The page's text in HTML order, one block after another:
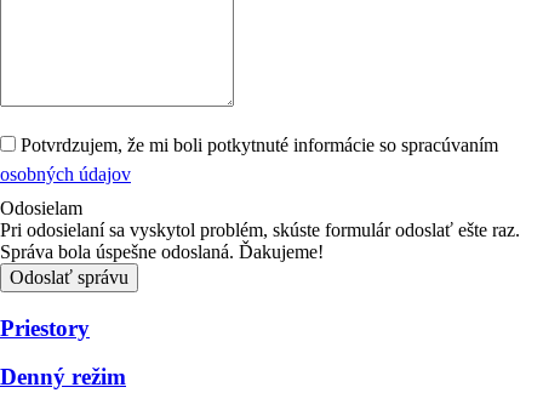
Potvrdzujem, že mi boli potkytnuté informácie so spracúvaním
osobných údajov
Odosielam
Pri odosielaní sa vyskytol problém, skúste formulár odoslať ešte raz.
Správa bola úspešne odoslaná. Ďakujeme!
Odoslať správu
Priestory
Denný režim